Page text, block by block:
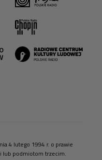
4 lutego 1994 r. o prawie
lub podmiotom trzecim.